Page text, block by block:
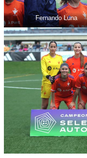
Fernando Luna